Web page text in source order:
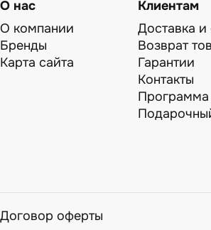
О нас
О компании
Бренды
Карта сайта
Клиентам
Доставка и
Возврат
Гарантии
Контакты
Программа
Договор оферты